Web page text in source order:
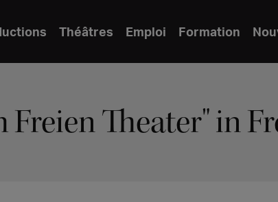
Théâtres Emploi Formation
Theater" in